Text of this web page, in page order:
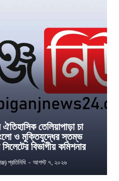
ঐতিহাসিক তেলিয়াপাড়া চা
ও মুক্তিযুদ্ধের স্তম্ভ
সিলেটের বিভাগীয় কমিশনার
প্রতিনিধি - আগস্ট ৭, ২০২৬